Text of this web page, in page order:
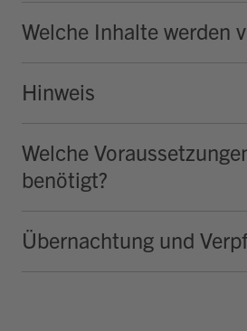
Welche Inhalte werden
Hinweis
Welche
benötigt?
Übernachtung und